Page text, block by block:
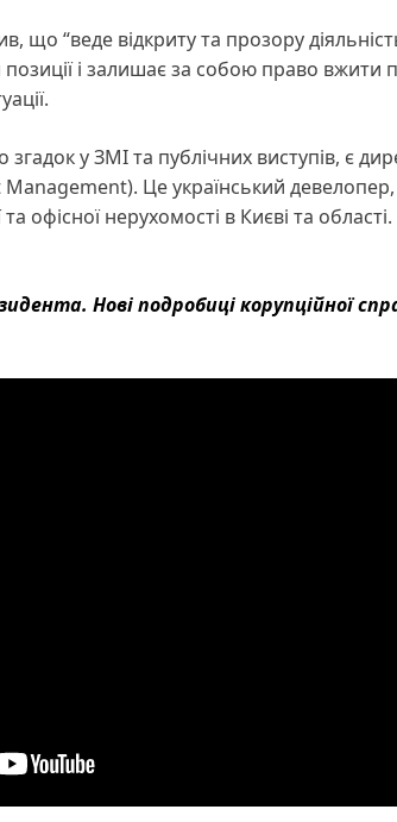
що “веде відкриту та прозору
позиції і залишає за собою право
згадок у ЗМІ та публічних виступів, є
Це український девелопер,
офісної нерухомості в Києві та
Нові подробиці корупційної